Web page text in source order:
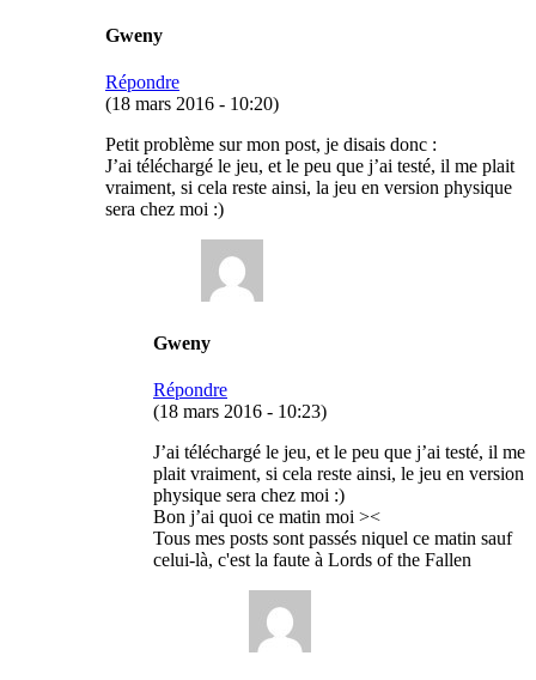
Gweny
Répondre
(18 mars 2016 - 10:20)
Petit problème sur mon post, je disais donc :
J’ai téléchargé le jeu, et le peu que j’ai testé, il me plait
vraiment, si cela reste ainsi, la jeu en version physique
sera chez moi :)
Gweny
Répondre
(18 mars 2016 - 10:23)
J’ai téléchargé le jeu, et le peu que j’ai testé, il me
plait vraiment, si cela reste ainsi, le jeu en version
physique sera chez moi :)
Bon j’ai quoi ce matin moi ><
Tous mes posts sont passés niquel ce matin sauf
celui-là, c'est la faute à Lords of the Fallen